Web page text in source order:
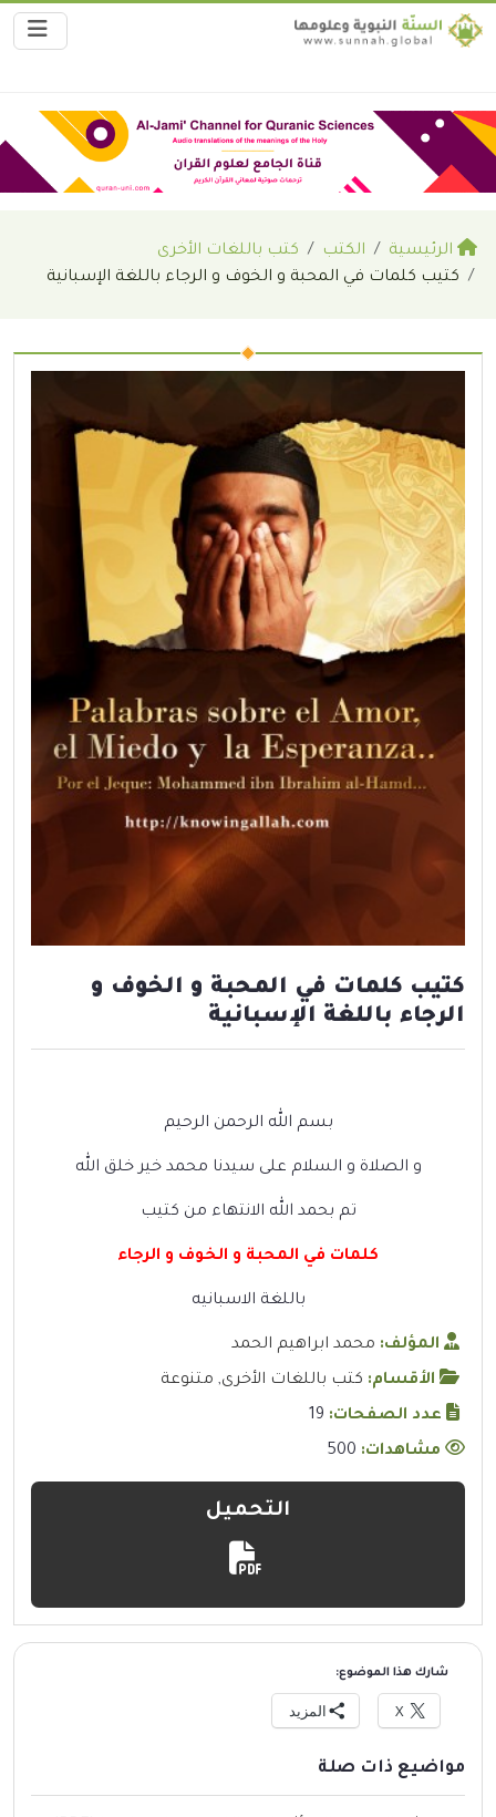
الرئيسية الكتب
كتب باللغات الأخرى
كتيب كلمات في المحبة و الخوف و الرجاء باللغة الإسبانية
كتيب كلمات في المحبة و الخوف و
الرجاء باللغة الإسبانية
بسم الله الرحمن الرحيم
و الصلاة و السلام على سيدنا محمد خير خلق الله
تم بحمد الله الانتهاء من كتيب
كلمات في المحبة و الخوف و الرجاء
باللغة الاسبانيه
المؤلف: محمد ابراهيم الحمد
الأقسام: كتب باللغات الأخرى, متنوعة
عدد الصفحات: 19
مشاهدات:
التحميل
شارك هذا الموضوع:
X المزيد
مواضيع ذات صلة